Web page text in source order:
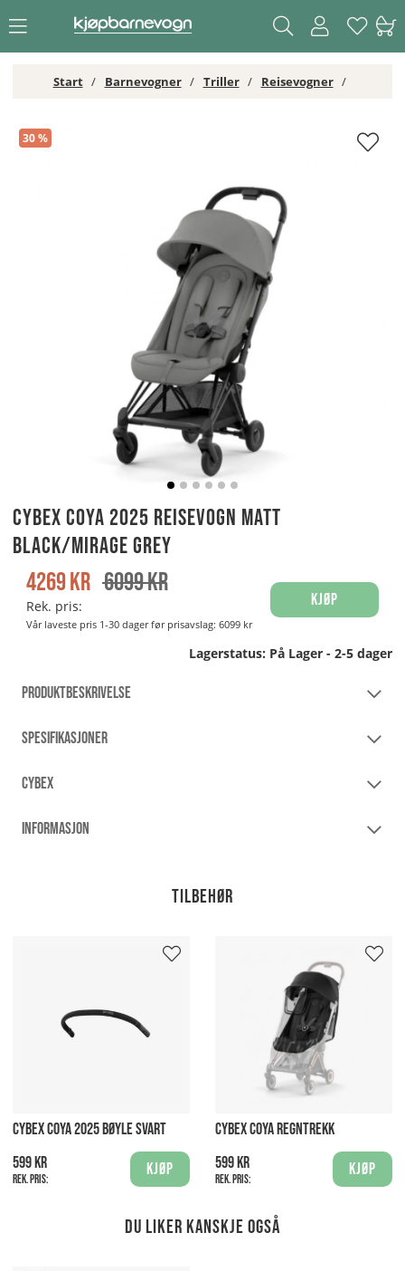
Start Barnevogner Triller Reisevogner
30
Cybex Coya 2025 Reisevogn Matt Black/Mirage Grey
Cybex Coya 2025 Reisevogn Matt
Black/Mirage Grey
6099kr
4269kr
Rek. pris:
Vår laveste pris 1-30 dager før prisavslag: 6099 kr
Kjøp
Lagerstatus: På Lager - 2-5 dager
PRODUKTBESKRIVELSE
SPESIFIKASJONER
CYBEX
INFORMASJON
Tilbehør
CYBEX COYA 2025 BØYLE SVART
599 kr
Rek. pris:
Kjøp
CYBEX COYA REGNTREKK
599 kr
Rek. pris:
Kjøp
Du liker kanskje også